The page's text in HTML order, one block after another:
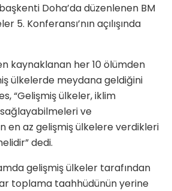
Doha’da düzenlenen BM
5. Konferansı’nın açılışında
kaynaklanan her 10 ölümden
ülkelerde meydana geldiğini
“Gelişmiş ülkeler, iklim
ve
en az gelişmiş ülkelere verdikleri
dedi.
gelişmiş ülkeler tarafından
toplama taahhüdünün yerine